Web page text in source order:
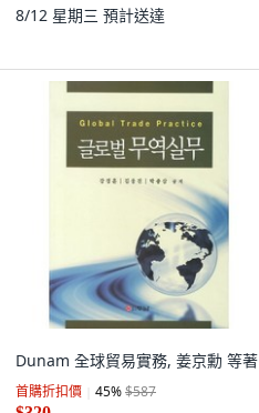
8/12 星期三 預計送達
Dunam 全球貿易實務, 姜京勳 等著
首購折扣價 45%$587